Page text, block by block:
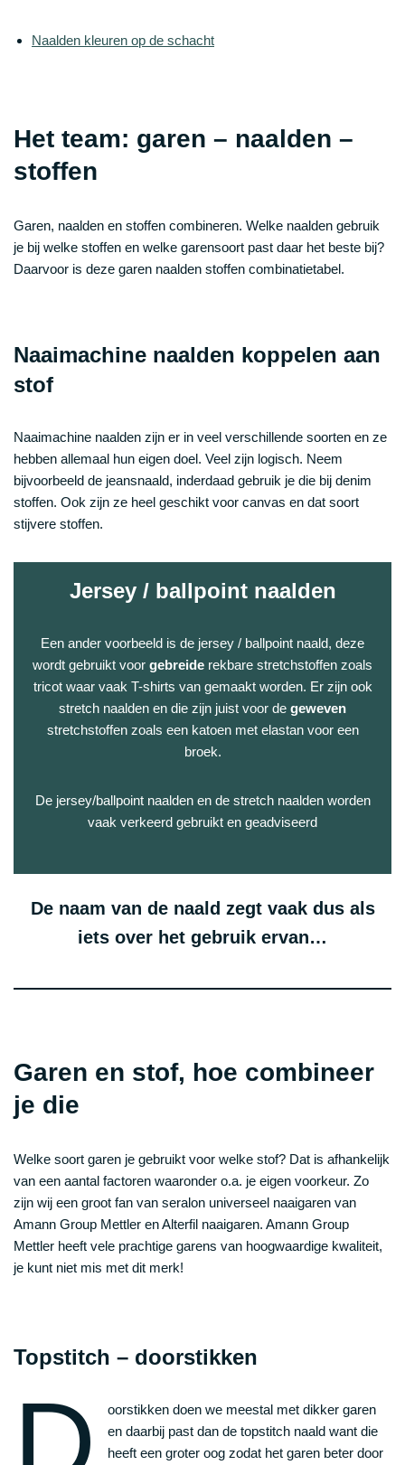
Naalden kleuren op de schacht
Het team: garen – naalden –
stoffen
Garen, naalden en stoffen combineren. Welke naalden gebruik
je bij welke stoffen en welke garensoort past daar het beste bij?
Daarvoor is deze garen naalden stoffen combinatietabel.
Naaimachine naalden koppelen aan
stof
Naaimachine naalden zijn er in veel verschillende soorten en ze
hebben allemaal hun eigen doel. Veel zijn logisch. Neem
bijvoorbeeld de jeansnaald, inderdaad gebruik je die bij denim
stoffen. Ook zijn ze heel geschikt voor canvas en dat soort
stijvere stoffen.
Jersey / ballpoint naalden
Een ander voorbeeld is de jersey / ballpoint naald, deze
wordt gebruikt voor gebreide rekbare stretchstoffen zoals
tricot waar vaak T-shirts van gemaakt worden. Er zijn ook
stretch naalden en die zijn juist voor de geweven
stretchstoffen zoals een katoen met elastan voor een
broek.
De jersey/ballpoint naalden en de stretch naalden worden
vaak verkeerd gebruikt en geadviseerd
De naam van de naald zegt vaak dus als
iets over het gebruik ervan…
Garen en stof, hoe combineer
je die
Welke soort garen je gebruikt voor welke stof? Dat is afhankelijk
van een aantal factoren waaronder o.a. je eigen voorkeur. Zo
zijn wij een groot fan van seralon universeel naaigaren van
Amann Group Mettler en Alterfil naaigaren. Amann Group
Mettler heeft vele prachtige garens van hoogwaardige kwaliteit,
je kunt niet mis met dit merk!
Topstitch – doorstikken
oorstikken doen we meestal met dikker garen
en daarbij past dan de topstitch naald want die
heeft een groter oog zodat het garen beter door